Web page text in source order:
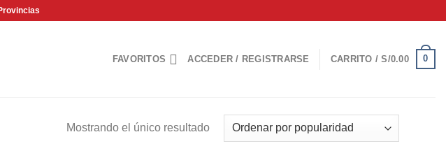
FAVORITOS ACCEDER / REGISTRARSE CARRITO /S/0.00 0
Mostrando el único resultado